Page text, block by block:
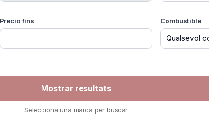
Precio fins Combustible
Selecciona una marca per buscar